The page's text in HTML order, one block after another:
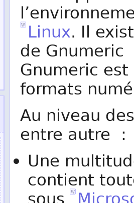
Linux. Il
de
Gnumeric
formats
Au niveau
entre autre :
Une
contient